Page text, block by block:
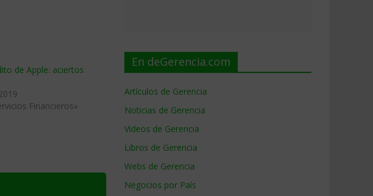
de Apple: aciertos
Financieros»
En deGerencia.com
Artículos de Gerencia
Noticias de Gerencia
Videos de Gerencia
Libros de Gerencia
Webs de Gerencia
Negocios por País